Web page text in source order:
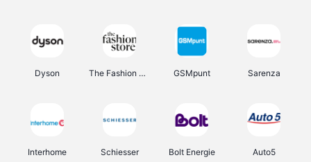
Dyson The Fashion Store GSMpunt Sarenza
Interhome Schiesser Bolt Energie Auto5